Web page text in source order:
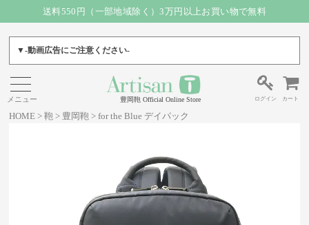
送料550円（一部地域除く）3万円以上お買い物で無料
▼-動画広告にご注意ください-
豊岡鞄 Official Online Store ログイン カート
HOME 鞄 豊岡鞄 for the Blue デイパック